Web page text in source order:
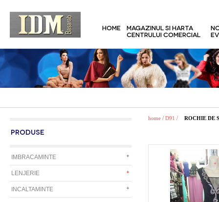
HOME
MAGAZINUL SI HARTA
CENTRULUI COMERCIAL
PRODUSE
IMBRACAMINTE
LENJERIE
INCALTAMINTE
home / D91 / ROCHIE DE